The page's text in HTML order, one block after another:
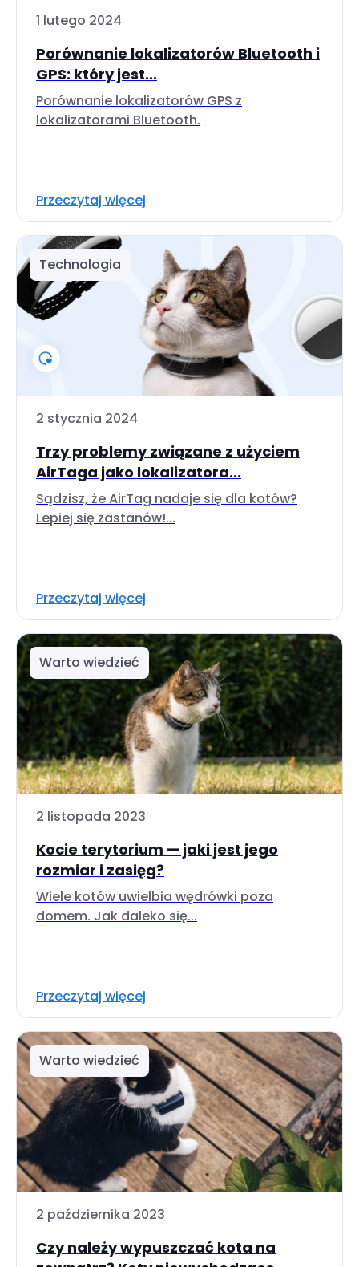
1 lutego 2024
Porównanie lokalizatorów Bluetooth i
GPS: który jest...
Porównanie lokalizatorów GPS z
lokalizatorami Bluetooth.
Przeczytaj więcej
Technologia
2 stycznia 2024
Trzy problemy związane z użyciem
AirTaga jako lokalizatora...
Sądzisz, że AirTag nadaje się dla kotów?
Lepiej się zastanów!...
Przeczytaj więcej
Warto wiedzieć
2 listopada 2023
Kocie terytorium — jaki jest jego
rozmiar i zasięg?
Wiele kotów uwielbia wędrówki poza
domem. Jak daleko się...
Przeczytaj więcej
Warto wiedzieć
2 października 2023
Czy należy wypuszczać kota na